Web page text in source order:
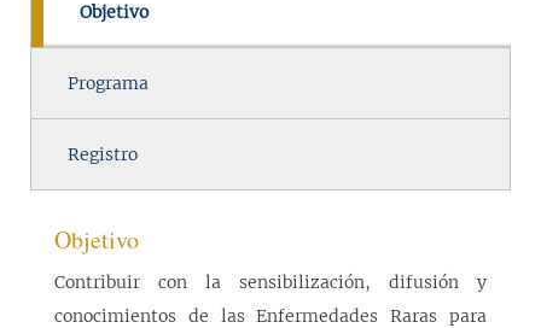
Objetivo
Programa
Registro
Objetivo
Contribuir con la sensibilización, difusión y
conocimientos de las Enfermedades Raras para